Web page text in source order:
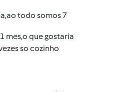
todo somos 7
mes,o que gostaria
so cozinho